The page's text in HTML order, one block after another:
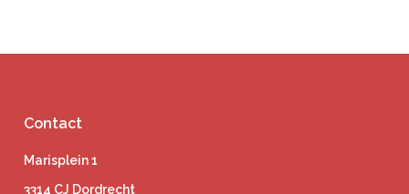
Contact
Marisplein 1
3314 CJ Dordrecht